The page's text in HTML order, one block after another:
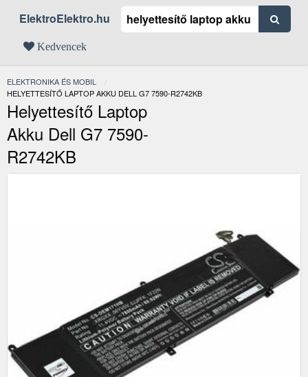
ElektroElektro.hu
Kedvencek
ELEKTRONIKA ÉS MOBIL
JELENLEGI:
HELYETTESÍTŐ LAPTOP AKKU DELL G7 7590-R2742KB
Helyettesítő Laptop
Akku Dell G7 7590-
R2742KB